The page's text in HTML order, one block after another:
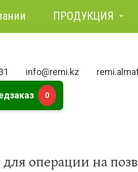
ПРОДУКЦИЯ
info@remi.kz
0
операции на